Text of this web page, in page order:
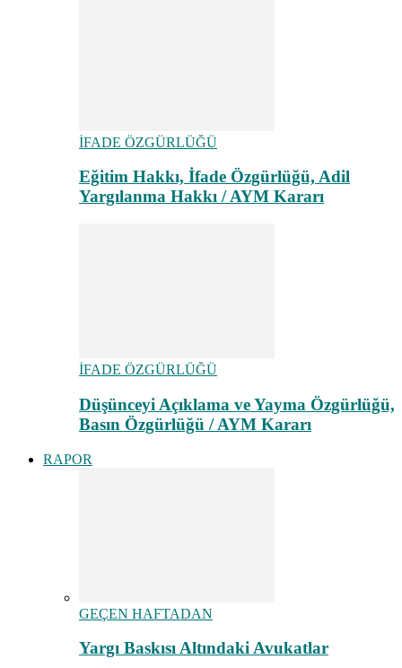
İFADE ÖZGÜRLÜĞÜ
Eğitim Hakkı, İfade Özgürlüğü, Adil
Yargılanma Hakkı / AYM Kararı
İFADE ÖZGÜRLÜĞÜ
Düşünceyi Açıklama ve Yayma Özgürlüğü,
Basın Özgürlüğü / AYM Kararı
RAPOR
GEÇEN HAFTADAN
Yargı Baskısı Altındaki Avukatlar